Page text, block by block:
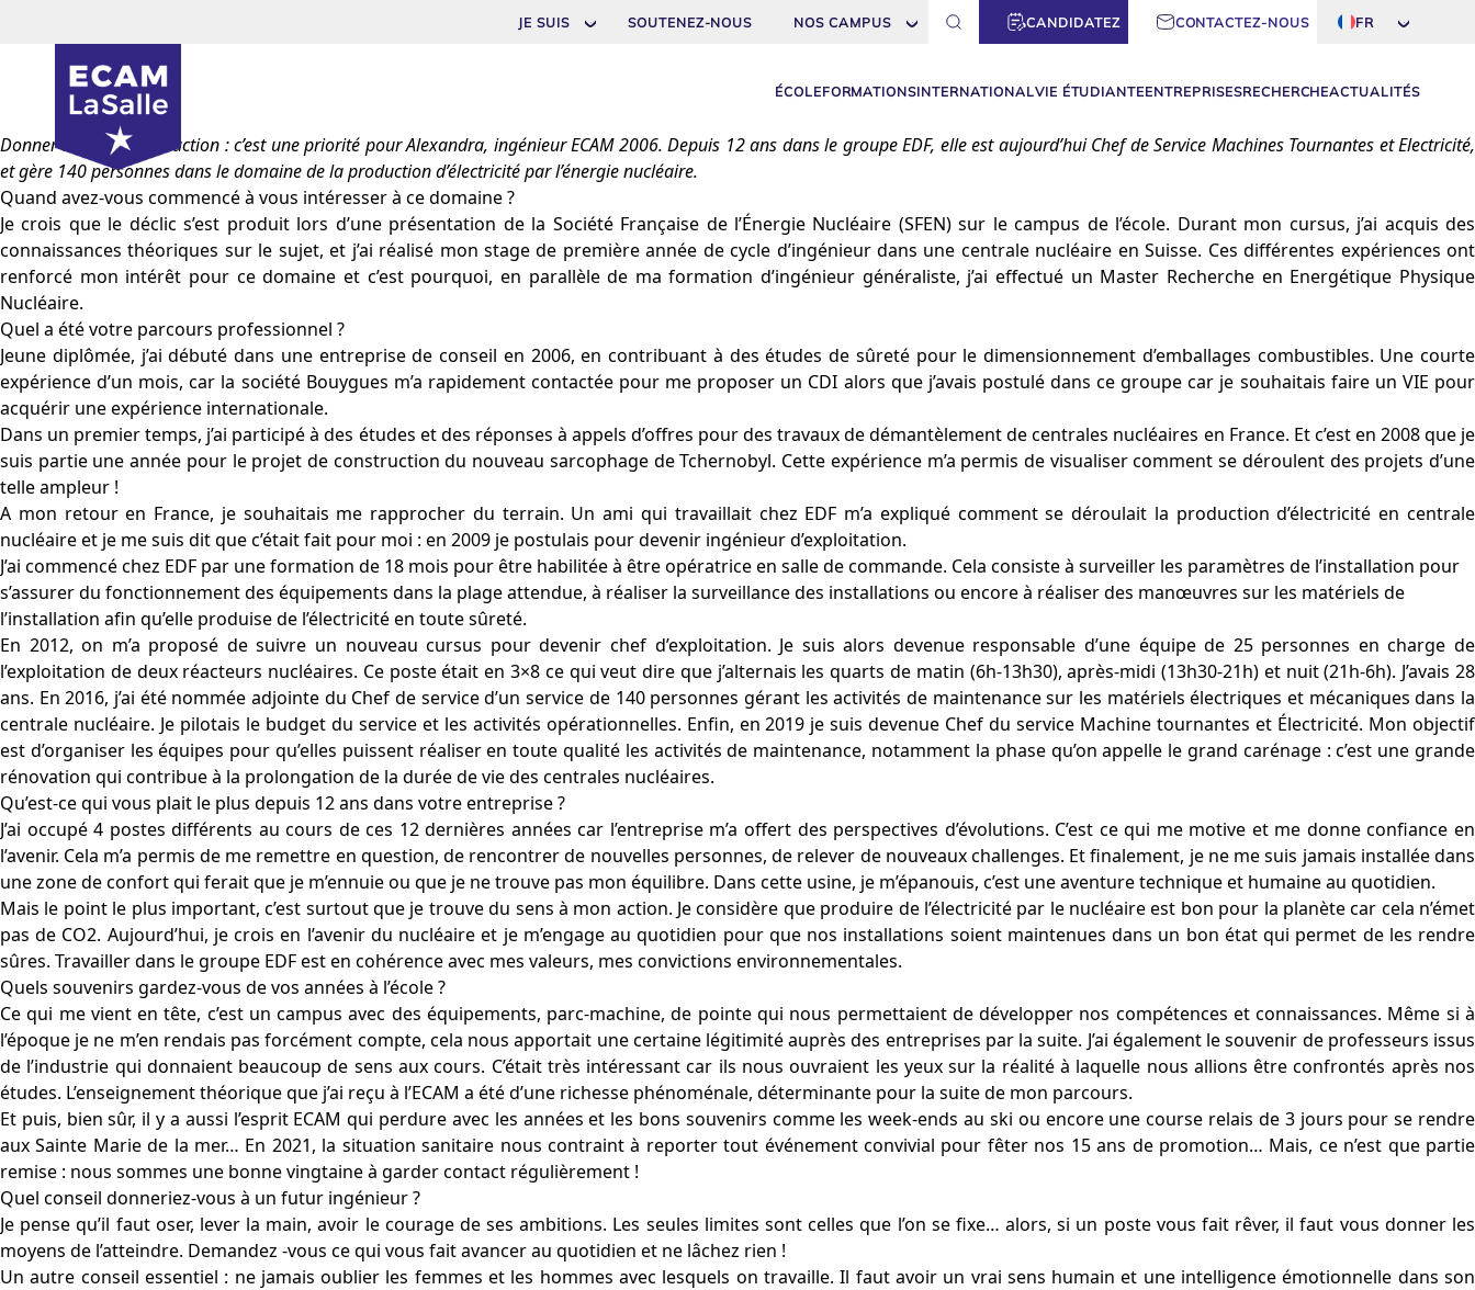
JE SUIS SOUTENEZ-NOUS NOS CAMPUS CANDIDATEZ CONTACTEZ-NOUS FR
ÉCOLEFORMATIONSINTERNATIONALVIE ÉTUDIANTEENTREPRISESRECHERCHEACTUALITÉS
Donner du sens à son action : c’est une priorité pour Alexandra, ingénieur ECAM 2006. Depuis 12 ans dans le groupe EDF, elle est aujourd’hui Chef de Service Machines Tournantes et Electricité,
et gère 140 personnes dans le domaine de la production d’électricité par l’énergie nucléaire.
Quand avez-vous commencé à vous intéresser à ce domaine ?
Je crois que le déclic s’est produit lors d’une présentation de la Société Française de l’Énergie Nucléaire (SFEN) sur le campus de l’école. Durant mon cursus, j’ai acquis des
connaissances théoriques sur le sujet, et j’ai réalisé mon stage de première année de cycle d’ingénieur dans une centrale nucléaire en Suisse. Ces différentes expériences ont
renforcé mon intérêt pour ce domaine et c’est pourquoi, en parallèle de ma formation d’ingénieur généraliste, j’ai effectué un Master Recherche en Energétique Physique
Nucléaire.
Quel a été votre parcours professionnel ?
Jeune diplômée, j’ai débuté dans une entreprise de conseil en 2006, en contribuant à des études de sûreté pour le dimensionnement d’emballages combustibles. Une courte
expérience d’un mois, car la société Bouygues m’a rapidement contactée pour me proposer un CDI alors que j’avais postulé dans ce groupe car je souhaitais faire un VIE pour
acquérir une expérience internationale.
Dans un premier temps, j’ai participé à des études et des réponses à appels d’offres pour des travaux de démantèlement de centrales nucléaires en France. Et c’est en 2008 que je
suis partie une année pour le projet de construction du nouveau sarcophage de Tchernobyl. Cette expérience m’a permis de visualiser comment se déroulent des projets d’une
telle ampleur !
A mon retour en France, je souhaitais me rapprocher du terrain. Un ami qui travaillait chez EDF m’a expliqué comment se déroulait la production d’électricité en centrale
nucléaire et je me suis dit que c’était fait pour moi : en 2009 je postulais pour devenir ingénieur d’exploitation.
J’ai commencé chez EDF par une formation de 18 mois pour être habilitée à être opératrice en salle de commande. Cela consiste à surveiller les paramètres de l’installation pour
s’assurer du fonctionnement des équipements dans la plage attendue, à réaliser la surveillance des installations ou encore à réaliser des manœuvres sur les matériels de
l’installation afin qu’elle produise de l’électricité en toute sûreté.
En 2012, on m’a proposé de suivre un nouveau cursus pour devenir chef d’exploitation. Je suis alors devenue responsable d’une équipe de 25 personnes en charge de
l’exploitation de deux réacteurs nucléaires. Ce poste était en 3×8 ce qui veut dire que j’alternais les quarts de matin (6h-13h30), après-midi (13h30-21h) et nuit (21h-6h). J’avais 28
ans. En 2016, j’ai été nommée adjointe du Chef de service d’un service de 140 personnes gérant les activités de maintenance sur les matériels électriques et mécaniques dans la
centrale nucléaire. Je pilotais le budget du service et les activités opérationnelles. Enfin, en 2019 je suis devenue Chef du service Machine tournantes et Électricité. Mon objectif
est d’organiser les équipes pour qu’elles puissent réaliser en toute qualité les activités de maintenance, notamment la phase qu’on appelle le grand carénage : c’est une grande
rénovation qui contribue à la prolongation de la durée de vie des centrales nucléaires.
Qu’est-ce qui vous plait le plus depuis 12 ans dans votre entreprise ?
J’ai occupé 4 postes différents au cours de ces 12 dernières années car l’entreprise m’a offert des perspectives d’évolutions. C’est ce qui me motive et me donne confiance en
l’avenir. Cela m’a permis de me remettre en question, de rencontrer de nouvelles personnes, de relever de nouveaux challenges. Et finalement, je ne me suis jamais installée dans
une zone de confort qui ferait que je m’ennuie ou que je ne trouve pas mon équilibre. Dans cette usine, je m’épanouis, c’est une aventure technique et humaine au quotidien.
Mais le point le plus important, c’est surtout que je trouve du sens à mon action. Je considère que produire de l’électricité par le nucléaire est bon pour la planète car cela n’émet
pas de CO2. Aujourd’hui, je crois en l’avenir du nucléaire et je m’engage au quotidien pour que nos installations soient maintenues dans un bon état qui permet de les rendre
sûres. Travailler dans le groupe EDF est en cohérence avec mes valeurs, mes convictions environnementales.
Quels souvenirs gardez-vous de vos années à l’école ?
Ce qui me vient en tête, c’est un campus avec des équipements, parc-machine, de pointe qui nous permettaient de développer nos compétences et connaissances. Même si à
l’époque je ne m’en rendais pas forcément compte, cela nous apportait une certaine légitimité auprès des entreprises par la suite. J’ai également le souvenir de professeurs issus
de l’industrie qui donnaient beaucoup de sens aux cours. C’était très intéressant car ils nous ouvraient les yeux sur la réalité à laquelle nous allions être confrontés après nos
études. L’enseignement théorique que j’ai reçu à l’ECAM a été d’une richesse phénoménale, déterminante pour la suite de mon parcours.
Et puis, bien sûr, il y a aussi l’esprit ECAM qui perdure avec les années et les bons souvenirs comme les week-ends au ski ou encore une course relais de 3 jours pour se rendre
aux Sainte Marie de la mer… En 2021, la situation sanitaire nous contraint à reporter tout événement convivial pour fêter nos 15 ans de promotion… Mais, ce n’est que partie
remise : nous sommes une bonne vingtaine à garder contact régulièrement !
Quel conseil donneriez-vous à un futur ingénieur ?
Je pense qu’il faut oser, lever la main, avoir le courage de ses ambitions. Les seules limites sont celles que l’on se fixe… alors, si un poste vous fait rêver, il faut vous donner les
moyens de l’atteindre. Demandez -vous ce qui vous fait avancer au quotidien et ne lâchez rien !
Un autre conseil essentiel : ne jamais oublier les femmes et les hommes avec lesquels on travaille. Il faut avoir un vrai sens humain et une intelligence émotionnelle dans son